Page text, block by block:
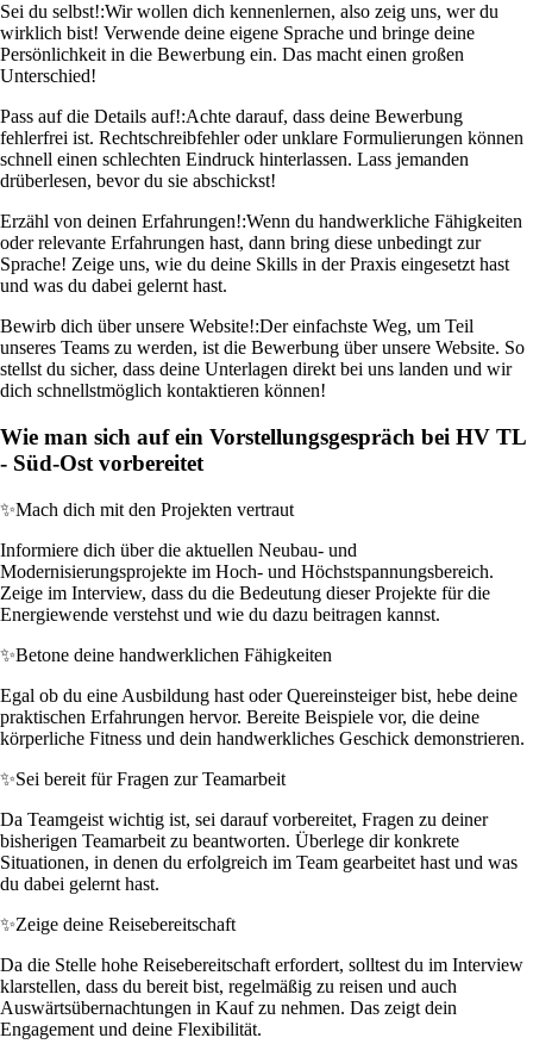
Sei du selbst!:Wir wollen dich kennenlernen, also zeig uns, wer du
wirklich bist! Verwende deine eigene Sprache und bringe deine
Persönlichkeit in die Bewerbung ein. Das macht einen großen
Unterschied!
Pass auf die Details auf!:Achte darauf, dass deine Bewerbung
fehlerfrei ist. Rechtschreibfehler oder unklare Formulierungen können
schnell einen schlechten Eindruck hinterlassen. Lass jemanden
drüberlesen, bevor du sie abschickst!
Erzähl von deinen Erfahrungen!:Wenn du handwerkliche Fähigkeiten
oder relevante Erfahrungen hast, dann bring diese unbedingt zur
Sprache! Zeige uns, wie du deine Skills in der Praxis eingesetzt hast
und was du dabei gelernt hast.
Bewirb dich über unsere Website!:Der einfachste Weg, um Teil
unseres Teams zu werden, ist die Bewerbung über unsere Website. So
stellst du sicher, dass deine Unterlagen direkt bei uns landen und wir
dich schnellstmöglich kontaktieren können!
Wie man sich auf ein Vorstellungsgespräch bei HV TL
- Süd-Ost vorbereitet
✨Mach dich mit den Projekten vertraut
Informiere dich über die aktuellen Neubau- und
Modernisierungsprojekte im Hoch- und Höchstspannungsbereich.
Zeige im Interview, dass du die Bedeutung dieser Projekte für die
Energiewende verstehst und wie du dazu beitragen kannst.
✨Betone deine handwerklichen Fähigkeiten
Egal ob du eine Ausbildung hast oder Quereinsteiger bist, hebe deine
praktischen Erfahrungen hervor. Bereite Beispiele vor, die deine
körperliche Fitness und dein handwerkliches Geschick demonstrieren.
✨Sei bereit für Fragen zur Teamarbeit
Da Teamgeist wichtig ist, sei darauf vorbereitet, Fragen zu deiner
bisherigen Teamarbeit zu beantworten. Überlege dir konkrete
Situationen, in denen du erfolgreich im Team gearbeitet hast und was
du dabei gelernt hast.
✨Zeige deine Reisebereitschaft
Da die Stelle hohe Reisebereitschaft erfordert, solltest du im Interview
klarstellen, dass du bereit bist, regelmäßig zu reisen und auch
Auswärtsübernachtungen in Kauf zu nehmen. Das zeigt dein
Engagement und deine Flexibilität.